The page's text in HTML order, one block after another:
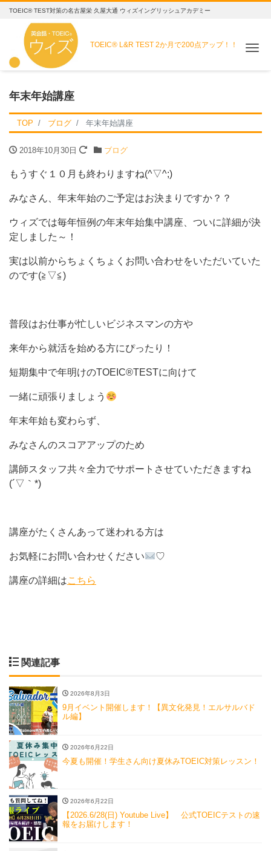
TOEIC® TEST対策の名古屋栄 久屋大通 ウィズイングリッシュアカデミー
TOEIC® L&R TEST2か月で200点アップ！！
年末年始講座
TOP ブログ 年末年始講座
2018年10月30日 ブログ
もうすぐ１０月も終わりますね(^▽^;)
みなさん、年末年始のご予定はお決まりですか？？
ウィズでは毎年恒例の年末年始集中講座、ついに詳細が決
定しました～！
実は以前からちょくちょくお問い合わせをいただいていた
のです(≧▽≦)
普段はお仕事が忙しいビジネスマンの方や
来年から就活を始める方にぴったり！
短期集中で年明けのTOEIC®TESTに向けて
一緒に頑張りましょう
年末年始も変わらず、
みなさんのスコアアップのため
講師スタッフ共々全力でサポートさせていただきますね
(´▽｀*)
講座がたくさんあって迷われる方は
お気軽にお問い合わせください ♡
講座の詳細はこちら
関連記事
2026年8月3日
9月イベント開催します！【異文化発見！エルサルバド
ル編】
2026年6月22日
今夏も開催！学生さん向け夏休みTOEIC対策レッスン！
2026年6月22日
【2026.6/28(日) Youtube Live】 公式TOEICテストの速
報をお届けします！